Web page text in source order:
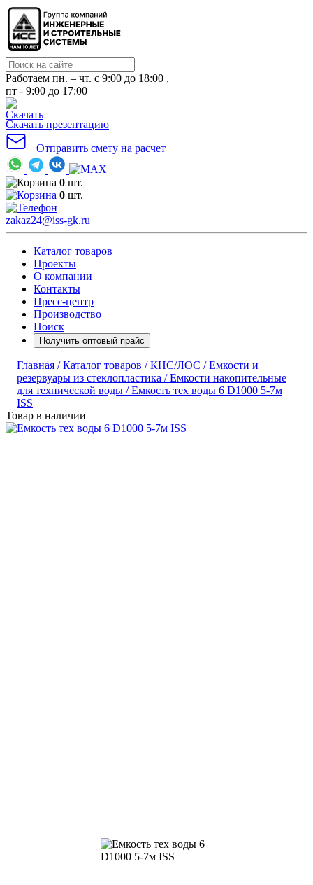
Работаем пн. – чт. с 9:00 до 18:00 ,
пт - 9:00 до 17:00
Скачать презентацию
Отправить смету на расчет
0 шт.
0 шт.
zakaz24@iss-gk.ru
Каталог товаров
Проекты
О компании
Контакты
Пресс-центр
Производство
Поиск
Получить оптовый прайс
Главная /Каталог товаров /КНС/ЛОС /Емкости и
резервуары из стеклопластика /Емкости накопительные
для технической воды /Емкость тех воды 6 D1000 5-7м
ISS
Товар в наличии